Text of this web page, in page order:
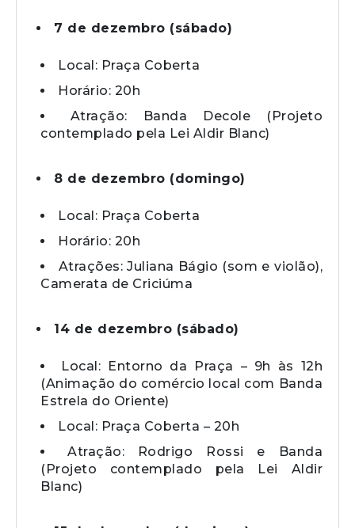
7 de dezembro (sábado)
Local: Praça Coberta
Horário: 20h
Atração: Banda Decole (Projeto
contemplado pela Lei Aldir Blanc)
8 de dezembro (domingo)
Local: Praça Coberta
Horário: 20h
Atrações: Juliana Bágio (som e violão),
Camerata de Criciúma
14 de dezembro (sábado)
Local: Entorno da Praça – 9h às 12h
(Animação do comércio local com Banda
Estrela do Oriente)
Local: Praça Coberta – 20h
Atração: Rodrigo Rossi e Banda
(Projeto contemplado pela Lei Aldir
Blanc)